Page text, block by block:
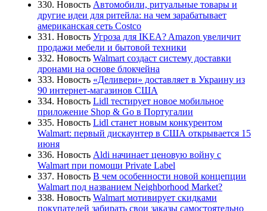
330. Новость Автомобили, ритуальные товары и
другие идеи для ритейла: на чем зарабатывает
американская сеть Costco
331. Новость Угроза для IKEA? Amazon увеличит
продажи мебели и бытовой техники
332. Новость Walmart создаст систему доставки
дронами на основе блокчейна
333. Новость «Деливери» доставляет в Украину из
90 интернет-магазинов США
334. Новость Lidl тестирует новое мобильное
приложение Shop & Go в Португалии
335. Новость Lidl станет новым конкурентом
Walmart: первый дискаунтер в США открывается 15
июня
336. Новость Aldi начинает ценовую войну с
Walmart при помощи Private Label
337. Новость В чем особенности новой концепции
Walmart под названием Neighborhood Market?
338. Новость Walmart мотивирует скидками
покупателей забирать свои заказы самостоятельно